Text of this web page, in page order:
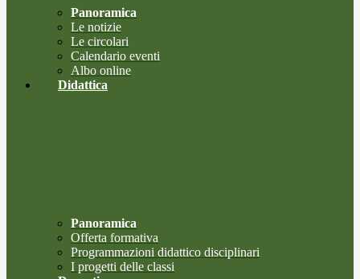
Panoramica
Le notizie
Le circolari
Calendario eventi
Albo online
Didattica
Panoramica
Offerta formativa
Programmazioni didattico disciplinari
I progetti delle classi